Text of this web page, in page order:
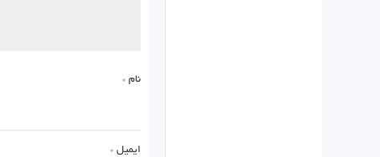
نام *
ایمیل *